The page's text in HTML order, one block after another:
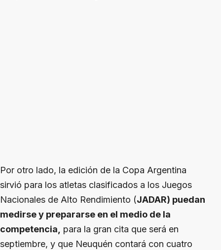
Por otro lado, la edición de la Copa Argentina
sirvió para los atletas clasificados a los Juegos
Nacionales de Alto Rendimiento (JADAR) puedan
medirse y prepararse en el medio de la
competencia, para la gran cita que será en
septiembre, y que Neuquén contará con cuatro